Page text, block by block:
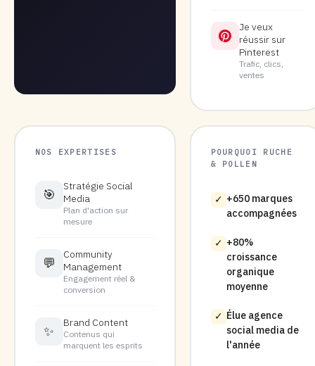
Je veux
réussir sur
Pinterest
Trafic, clics,
ventes
NOS EXPERTISES
🎯
Stratégie Social
Media
Plan d'action sur
mesure
💬
Community
Management
Engagement réel &
conversion
✨
Brand Content
Contenus qui
marquent les esprits
POURQUOI RUCHE
& POLLEN
✓ +650 marques
accompagnées
✓ +80%
croissance
organique
moyenne
✓ Élue agence
social media de
l'année